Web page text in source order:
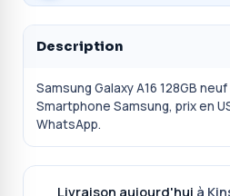
Description
Samsung Galaxy A16 128GB
Smartphone Samsung, prix en
WhatsApp.
Livraison aujourd'hui à